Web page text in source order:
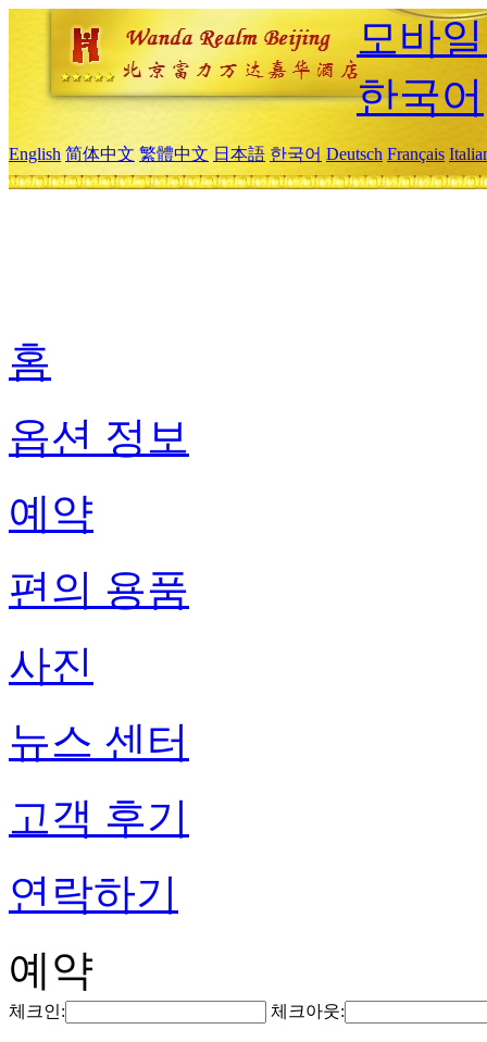
모바
한국어
English 简体中文 繁體中文 日本語 한국어 Deutsch Français
홈
옵션 정보
예약
편의 용품
사진
뉴스 센터
고객 후기
연락하기
예약
체크인: 체크아웃: